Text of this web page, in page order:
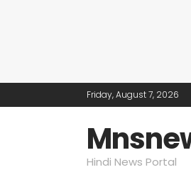
Friday, August 7, 2026
Hindi News Portal